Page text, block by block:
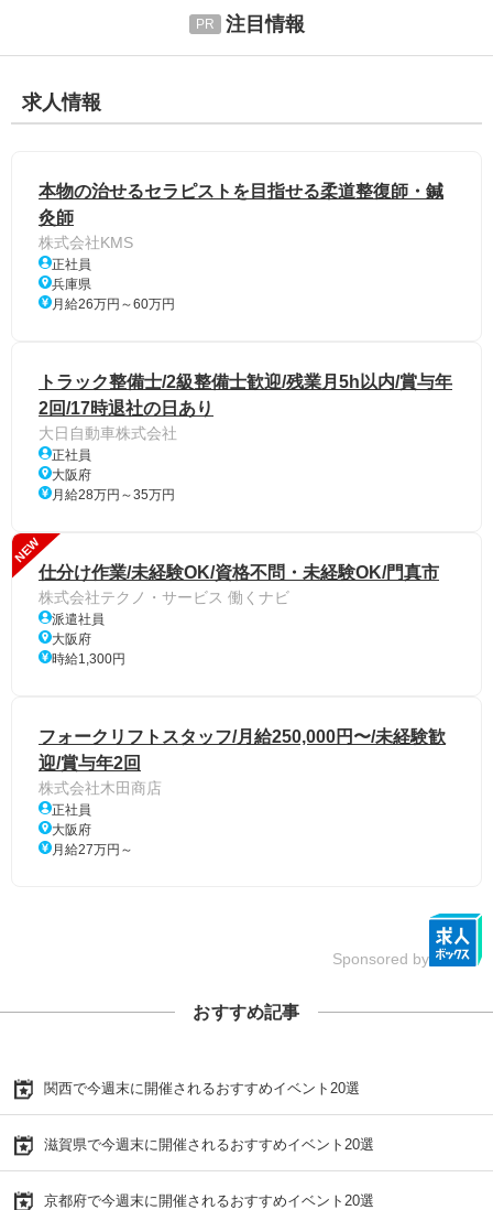
注目情報
求人情報
本物の治せるセラピストを目指せる柔道整復師・鍼
灸師
株式会社KMS
正社員
兵庫県
月給26万円～60万円
トラック整備士/2級整備士歓迎/残業月5h以内/賞与年
2回/17時退社の日あり
大日自動車株式会社
正社員
大阪府
月給28万円～35万円
NEW
仕分け作業/未経験OK/資格不問・未経験OK/門真市
株式会社テクノ・サービス 働くナビ
派遣社員
大阪府
時給1,300円
フォークリフトスタッフ/月給250,000円〜/未経験歓
迎/賞与年2回
株式会社木田商店
正社員
大阪府
月給27万円～
Sponsored by
おすすめ記事
関西で今週末に開催されるおすすめイベント20選
滋賀県で今週末に開催されるおすすめイベント20選
京都府で今週末に開催されるおすすめイベント20選